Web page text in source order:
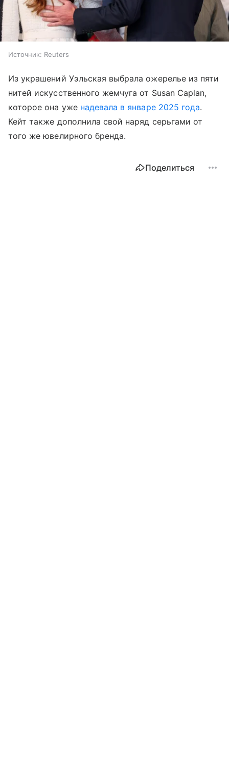
Источник: Reuters
Из украшений Уэльская выбрала ожерелье из пяти
нитей искусственного жемчуга от Susan Caplan,
которое она уже надевала в январе 2025 года.
Кейт также дополнила свой наряд серьгами от
того же ювелирного бренда.
Поделиться